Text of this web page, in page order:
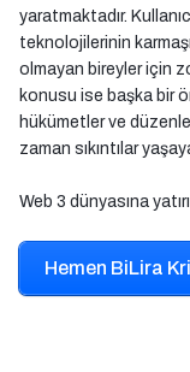
yaratmaktadır.
teknolojilerinin
olmayan bireyler için
konusu ise başka bir
hükümetler ve
zaman sıkıntılar
Web 3 dünyasına
Hemen BiLira